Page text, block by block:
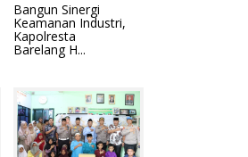
Bangun Sinergi
Keamanan Industri,
Kapolresta
Barelang H...